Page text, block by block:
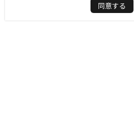
同意する